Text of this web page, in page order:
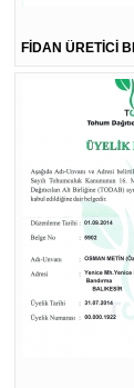
FİDAN ÜRETİCİ